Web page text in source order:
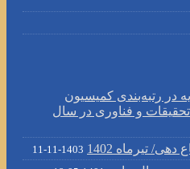
در رتبه‌بندی کمیسیون
و فناوری در سال
تیرماه 1402 1403-11-11